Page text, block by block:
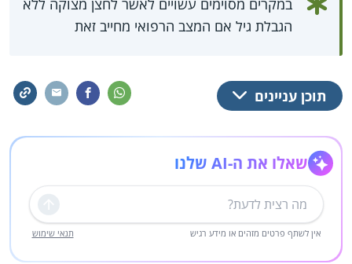
במקרים מסוימים עשויים לאשר לחצן מצוקה ללא
הגבלת גיל אם המצב הרפואי מחייב זאת
תוכן עניינים
שאלו את ה-AI שלנו
שליחה
אין לשתף פרטים מזהים או מידע רגיש תנאי שימוש